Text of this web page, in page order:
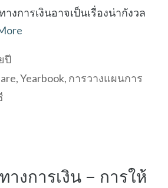
างการเงินอาจเป็นเรื่องน่ากังวล
ปี
,Yearbook, การวางแผนการ
งการเงิน – การให้